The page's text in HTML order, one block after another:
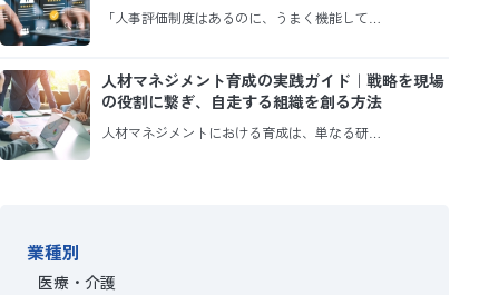
「人事評価制度はあるのに、うまく機能して…
人材マネジメント育成の実践ガイド｜戦略を現場
の役割に繋ぎ、自走する組織を創る方法
人材マネジメントにおける育成は、単なる研…
業種別
医療・介護